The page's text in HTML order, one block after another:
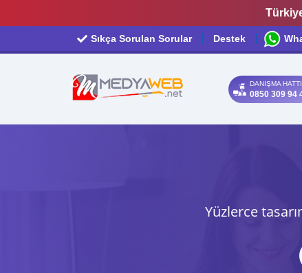
Sıkça Sorulan Sorular Destek
DANIŞMA HATTI
0850 309 94
Yüzlerce